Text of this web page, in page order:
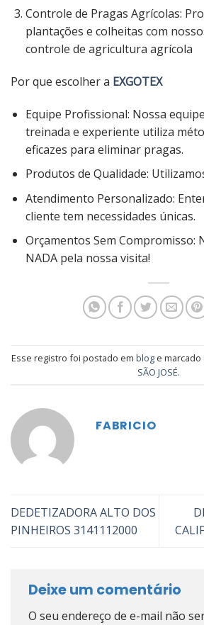
Controle de Pragas Agrícolas:
plantações e colheitas com
controle de agricultura agrícola
Por que escolher a EXGOTEX
Equipe Profissional: Nossa
treinada e experiente utiliza
eficazes para eliminar pragas.
Produtos de Qualidade:
Atendimento Personalizado:
cliente tem necessidades únicas.
Orçamentos Sem Compromisso:
NADA pela nossa visita!
Esse registro foi postado em bloge marcado
SÃO JOSÉ.
FABRICIO
DEDETIZADORA ALTO DOS
PINHEIROS 3141112000
Deixe um comentário
O seu endereço de e-mail não